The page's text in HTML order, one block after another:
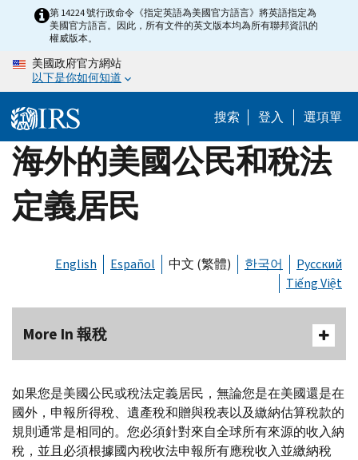
content
第 14224 號行政命令《指定英語為美國官方語言》將英語指定為
美國官方語言。因此，所有文件的英文版本均為所有聯邦資訊的
權威版本。
美國政府官方網站
以下是你如何知道
搜索 登入 選項單
海外的美國公民和稅法
定義居民
English Español 中文 (繁體) 한국어
Русский
Tiếng Việt
More In 報稅
如果您是美國公民或稅法定義居民，無論您是在美國還是在
國外，申報所得稅、遺產稅和贈與稅表以及繳納估算稅款的
規則通常是相同的。您必須針對來自全球所有來源的收入納
稅，並且必須根據國內稅收法申報所有應稅收入並繳納稅